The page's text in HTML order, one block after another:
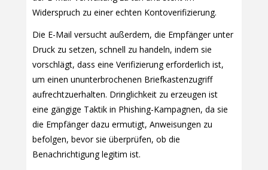
Widerspruch zu einer echten Kontoverifizierung.
Die E-Mail versucht außerdem, die Empfänger unter
Druck zu setzen, schnell zu handeln, indem sie
vorschlägt, dass eine Verifizierung erforderlich ist,
um einen ununterbrochenen Briefkastenzugriff
aufrechtzuerhalten. Dringlichkeit zu erzeugen ist
eine gängige Taktik in Phishing-Kampagnen, da sie
die Empfänger dazu ermutigt, Anweisungen zu
befolgen, bevor sie überprüfen, ob die
Benachrichtigung legitim ist.